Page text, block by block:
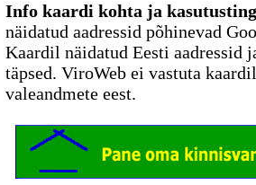
Info kaardi kohta ja
näidatud aadressid põhinevad
Kaardil näidatud Eesti aadressid
täpsed. ViroWeb ei vastuta
valeandmete eest.